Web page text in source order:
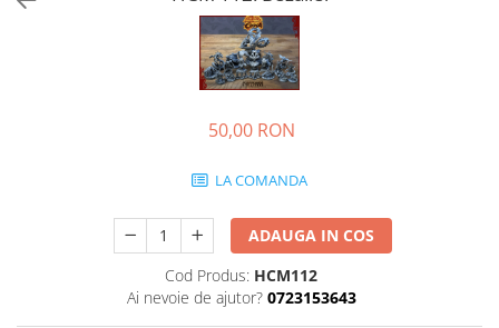
50,00 RON
LA COMANDA
ADAUGA IN COS
Cod Produs: HCM112
Ai nevoie de ajutor? 0723153643